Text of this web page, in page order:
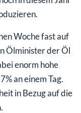
Woche fast auf
Ölminister der Öl
enorm hohe
an einem Tag.
in Bezug auf die